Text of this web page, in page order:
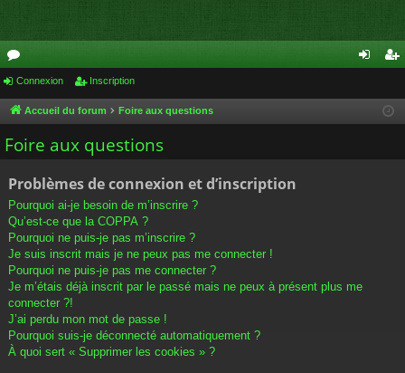
or
u
m
cri
Connexion Inscription
Accueil du forum Foire aux questions
Foire aux questions
Problèmes de connexion et d’inscription
Pourquoi ai-je besoin de m’inscrire ?
Qu’est-ce que la COPPA ?
Pourquoi ne puis-je pas m’inscrire ?
Je suis inscrit mais je ne peux pas me connecter !
Pourquoi ne puis-je pas me connecter ?
Je m’étais déjà inscrit par le passé mais ne peux à présent plus me
connecter ?!
J’ai perdu mon mot de passe !
Pourquoi suis-je déconnecté automatiquement ?
À quoi sert « Supprimer les cookies » ?